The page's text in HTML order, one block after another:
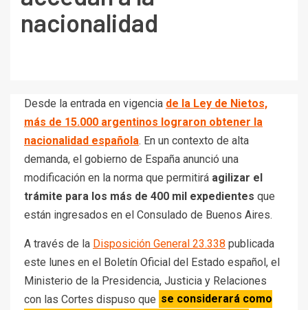
nacionalidad
Desde la entrada en vigencia de la Ley de Nietos,
más de 15.000 argentinos lograron obtener la
nacionalidad española. En un contexto de alta
demanda, el gobierno de España anunció una
modificación en la norma que permitirá agilizar el
trámite para los más de 400 mil expedientes que
están ingresados en el Consulado de Buenos Aires.
A través de la Disposición General 23.338 publicada
este lunes en el Boletín Oficial del Estado español, el
Ministerio de la Presidencia, Justicia y Relaciones
con las Cortes dispuso que se considerará como